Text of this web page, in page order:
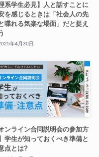
理系学生必見】人と話すことに
を感じるときは「社会人の先
喋れる気楽な場面」だと捉え
年4月30日
オンライン合同説明会の参加方
学生が知っておくべき準備と
点とは?